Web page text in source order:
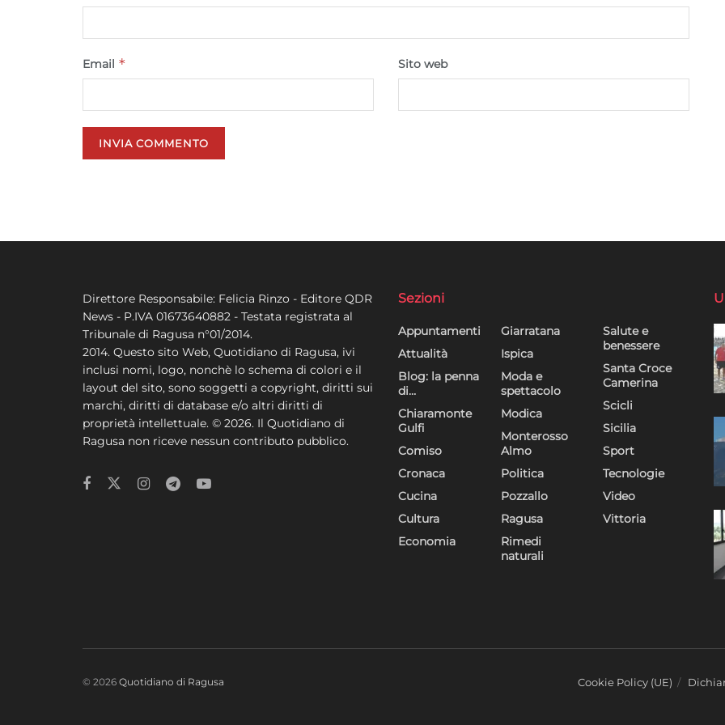
Email * Sito web
Direttore Responsabile: Felicia Rinzo - Editore QDR
News - P.IVA 01673640882 - Testata registrata al
Tribunale di Ragusa n°01/2014.
2014. Questo sito Web, Quotidiano di Ragusa, ivi
inclusi nomi, logo, nonchè lo schema di colori e il
layout del sito, sono soggetti a copyright, diritti sui
marchi, diritti di database e/o altri diritti di
proprietà intellettuale. © 2026. Il Quotidiano di
Ragusa non riceve nessun contributo pubblico.
Sezioni
Appuntamenti
Attualità
Blog: la penna
di…
Chiaramonte
Gulfi
Comiso
Cronaca
Cucina
Cultura
Economia
Giarratana
Ispica
Moda e
spettacolo
Modica
Monterosso
Almo
Politica
Pozzallo
Ragusa
Rimedi
naturali
Salute e
benessere
Santa Croce
Camerina
Scicli
Sicilia
Sport
Tecnologie
Video
Vittoria
Cookie Policy (UE)
© 2026 Quotidiano di Ragusa